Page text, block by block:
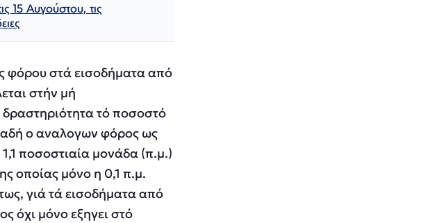
15 Αυγούστου, τις
φόρου στά εισοδήματα από
στήν μή
τό ποσοστό
ο αναλογων φόρος ως
ποσοστιαία μονάδα (π.μ.)
οποίας μόνο η 0,1 π.μ.
γιά τά εισοδήματα από
όχι μόνο εξηγει στό